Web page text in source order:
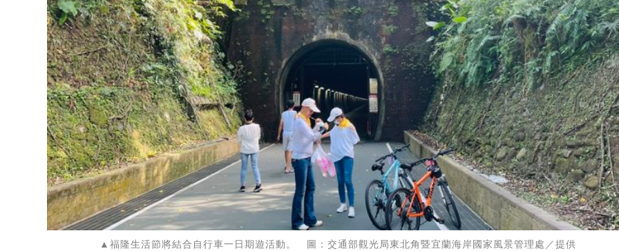
▲福隆生活節將結合自行車一日期遊活動。 圖：交通部觀光局東北角暨宜蘭海岸國家風景管理處／提供